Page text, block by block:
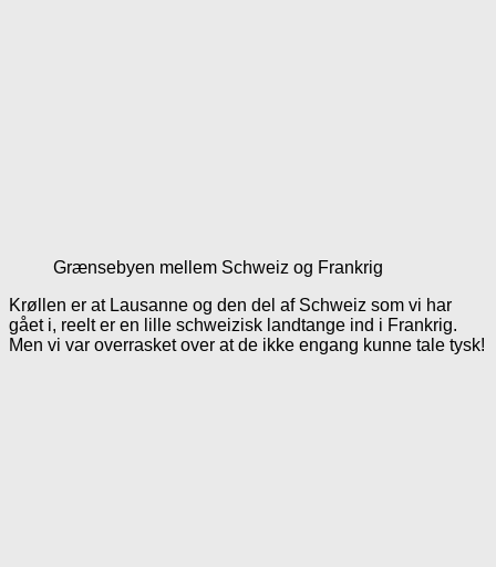
Grænsebyen mellem Schweiz og Frankrig
Krøllen er at Lausanne og den del af Schweiz som vi har
gået i, reelt er en lille schweizisk landtange ind i Frankrig.
Men vi var overrasket over at de ikke engang kunne tale tysk!